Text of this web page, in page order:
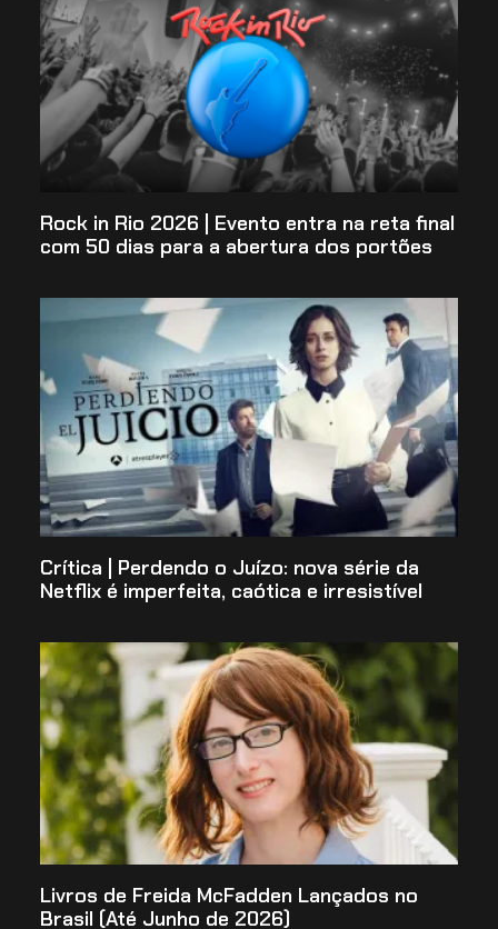
Rock in Rio 2026 | Evento entra na reta final
com 50 dias para a abertura dos portões
Crítica | Perdendo o Juízo: nova série da
Netflix é imperfeita, caótica e irresistível
Livros de Freida McFadden Lançados no
Brasil (Até Junho de 2026)